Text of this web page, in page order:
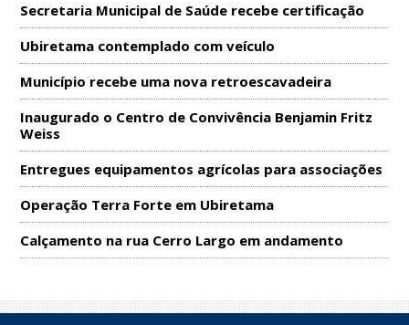
Secretaria Municipal de Saúde recebe certificação
Ubiretama contemplado com veículo
Município recebe uma nova retroescavadeira
Inaugurado o Centro de Convivência Benjamin Fritz
Weiss
Entregues equipamentos agrícolas para associações
Operação Terra Forte em Ubiretama
Calçamento na rua Cerro Largo em andamento